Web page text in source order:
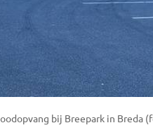
bij Breepark in Breda